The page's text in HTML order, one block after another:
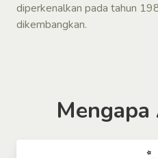
diperkenalkan pada tahun
dikembangkan.
Mengapa